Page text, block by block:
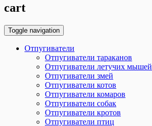
cart
Toggle navigation
Отпугиватели
Отпугиватели тараканов
Отпугиватели летучих мышей
Отпугиватели змей
Отпугиватели котов
Отпугиватели комаров
Отпугиватели собак
Отпугиватели кротов
Отпугиватели птиц